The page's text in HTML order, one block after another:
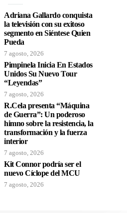
Adriana Gallardo conquista
la televisión con su exitoso
segmento en Siéntese Quien
Pueda
7 agosto, 2026
Pimpinela Inicia En Estados
Unidos Su Nuevo Tour
“Leyendas”
7 agosto, 2026
R.Cela presenta “Máquina
de Guerra”: Un poderoso
himno sobre la resistencia, la
transformación y la fuerza
interior
7 agosto, 2026
Kit Connor podría ser el
nuevo Cíclope del MCU
7 agosto, 2026